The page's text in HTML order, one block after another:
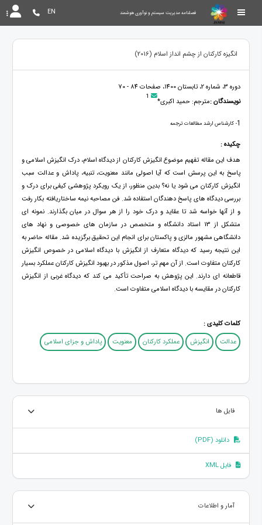
فصلنامه مدیریت سیستم و نوآوری هوشمند EN
انگیزه کارکنان از چشم انداز اسلام (2016)
دوره 3، شماره 2، تابستان 1400، صفحات 84 - 70
نویسندگان :مترجم: حمید اکبری* 1
1- کارشناس ارشد مطالعات ترجمه
چکیده :
هدف این مقاله تفهیم موضوع انگیزش کارکنان از دیدگاه اسلام، درک انگیزش اسلامی و
پاسخ به این پرسش است که آیا اصولی مانند معنویت، تنبیه، پاداش و عدالت سبب
انگیزش کارکنان می شود یا نه؟ بدین منظور، از یک رویکرد پژوهشی کیفی برای درک و
بررسی دیدگاه های پاسخ دهندگان استفاده شد. فن مصاحبه نیمه ساختاریافته بکار رفت
و از آنها خواسه شد تا عقاید و درک خود را از هر سوال در میان بگذارند. نمونه ای
متشکل از 13 استاد دانشگاه و متخصص در سازمان های خصوصی و نهاد های
دانشگاهی مشهور مالزی و پاکستان برای انجام این تحقیق برگزیده شد. مقاله حاضر به
این نتیجه رسید که دیدگاه متعارف از انگیزش با دیدگاه اسلامی در خصوص انگیزش
کارکنان متفاوت است. از آن مهم تر، اصول مذکور در بهبود انگیزش کارکنان عملکرد بسیار
قاطعانه ای دارند. این پژوهش به صراحت تأکید می کند که دیدگاه غربی از انگیزش
کارکنان در مقایسه با دیدگاه اسلامی متفاوت است.
کلمات کلیدی :
عدالت
انگیزش عملکرد کارکنان معنویت پاداش و جزای اسلامی
فایل ها
دانلود (PDF)
فایل XML
آمار و اطلاعات